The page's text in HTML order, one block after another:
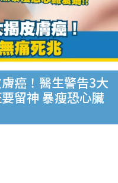
癌！醫生警告3大
留神 暴瘦恐心臟